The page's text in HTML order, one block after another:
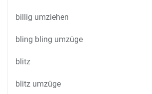
billig umziehen
bling bling umzüge
blitz
blitz umzüge